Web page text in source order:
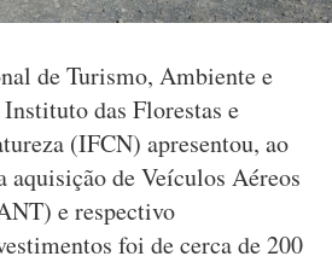
de Turismo, Ambiente e
das Florestas e
(IFCN) apresentou, ao
aquisição de Veículos Aéreos
e respectivo
foi de cerca de 200